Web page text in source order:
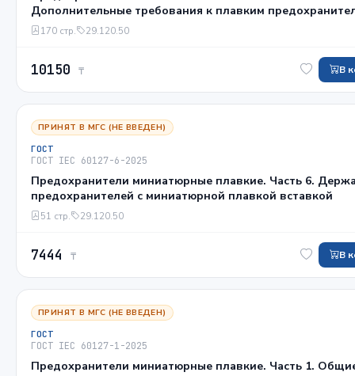
Дополнительные требования к плавким
промышленного назначения
170 стр. 29.120.50
10150 ₸ В
ПРИНЯТ В МГС (НЕ ВВЕДЕН)
ГОСТ
ГОСТ IEC 60127-6-2025
Предохранители миниатюрные плавкие. Часть 6.
предохранителей с миниатюрной плавкой вставкой
51 стр. 29.120.50
7444 ₸ В
ПРИНЯТ В МГС (НЕ ВВЕДЕН)
ГОСТ
ГОСТ IEC 60127-1-2025
Предохранители миниатюрные плавкие. Часть 1.